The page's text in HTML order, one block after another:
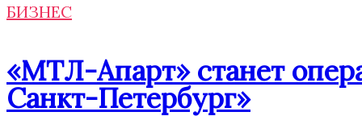
БИЗНЕС
«МТЛ-Апарт» станет
Санкт-Петербург»